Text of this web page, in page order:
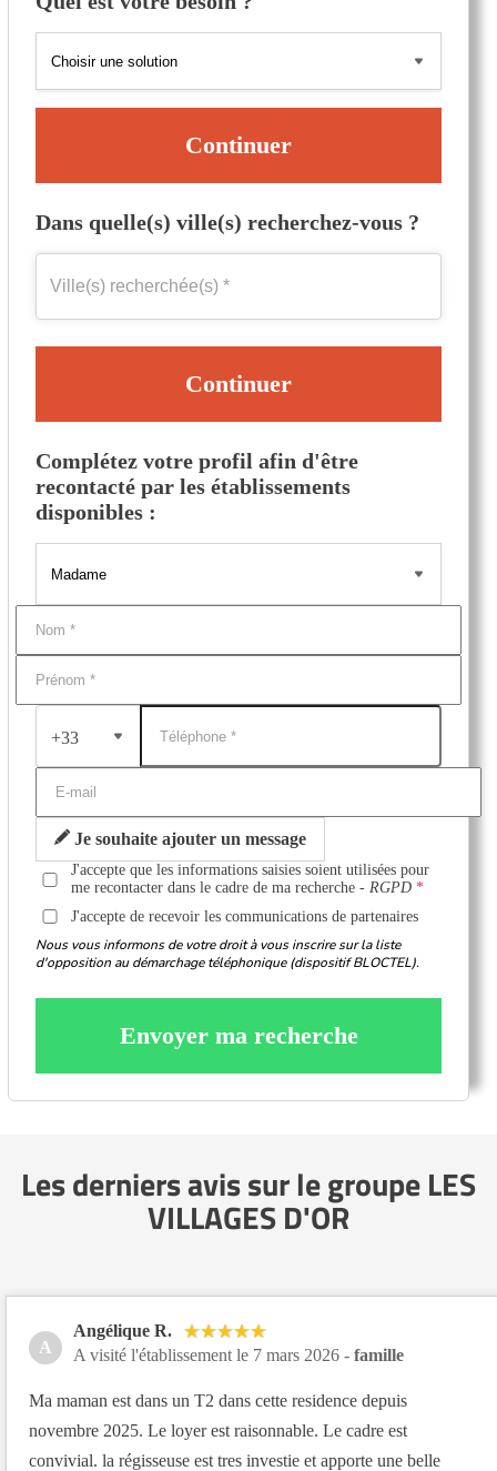
Continuer
Dans quelle(s) ville(s) recherchez-vous ?
Continuer
Complétez votre profil afin d'être
recontacté par les établissements
disponibles :
+33
Je souhaite ajouter un message
J'accepte que les informations saisies soient utilisées pour
me recontacter dans le cadre de ma recherche -RGPD
J'accepte de recevoir les communications de partenaires
Nous vous informons de votre droit à vous inscrire sur la liste
d'opposition au démarchage téléphonique (dispositif BLOCTEL).
Envoyer ma recherche
Les derniers avis sur le groupe LES
VILLAGES D'OR
A
Angélique R.
A visité l'établissement le 7 mars 2026 - famille
Ma maman est dans un T2 dans cette residence depuis
novembre 2025. Le loyer est raisonnable. Le cadre est
convivial. la régisseuse est tres investie et apporte une belle